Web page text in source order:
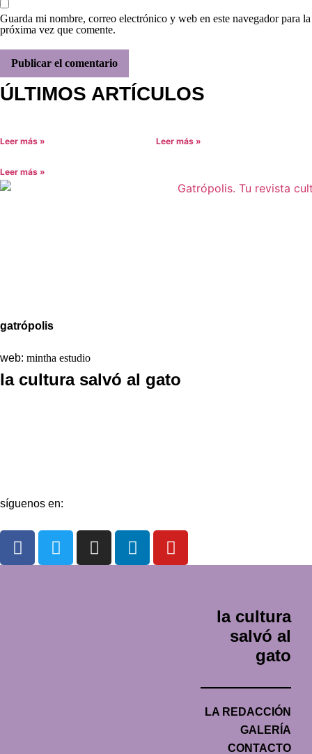
Guarda mi nombre, correo electrónico y web en este navegador para la
próxima vez que comente.
ÚLTIMOS ARTÍCULOS
Leer más » Leer más »
Leer más »
gatrópolis
web: mintha estudio
la cultura salvó al gato
síguenos en:
la cultura
salvó al
gato
LA REDACCIÓN
GALERÍA
CONTACTO